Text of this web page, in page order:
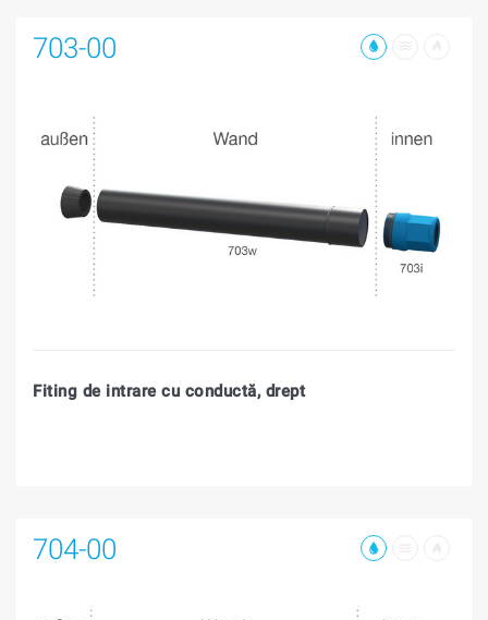
703-00
Fiting de intrare cu conductă, drept
704-00